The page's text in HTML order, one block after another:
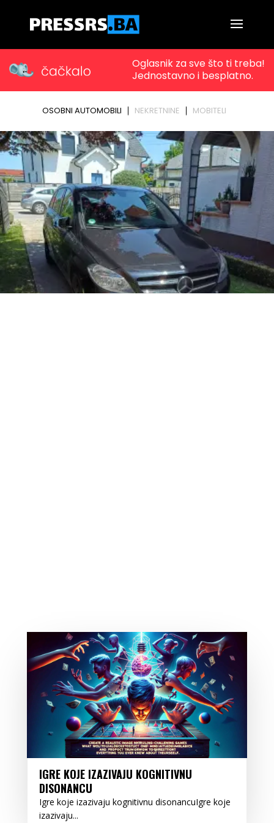
IGRE KOJE IZAZIVAJU KOGNITIVNU
DISONANCU
Igre koje izazivaju kognitivnu disonancuIgre koje
izazivaju...